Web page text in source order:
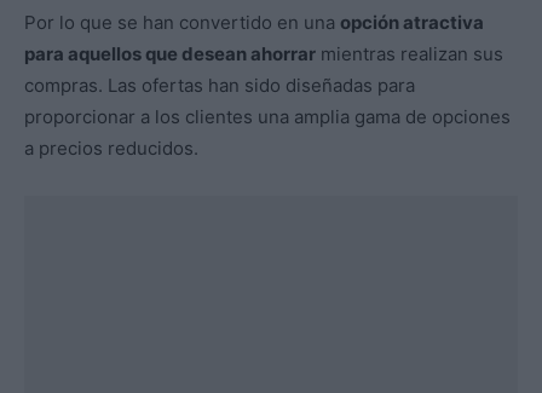
Por lo que se han convertido en una opción atractiva
para aquellos que desean ahorrar mientras realizan sus
compras. Las ofertas han sido diseñadas para
proporcionar a los clientes una amplia gama de opciones
a precios reducidos.